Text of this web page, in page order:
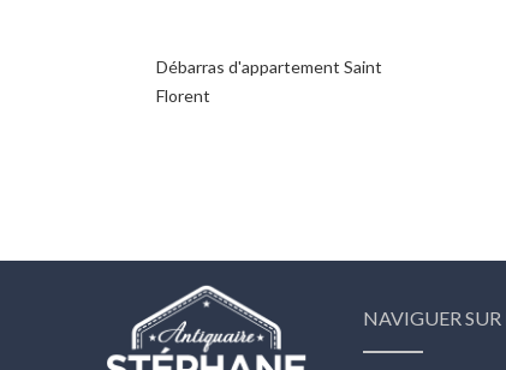
Débarras d'appartement Saint
Florent
NAVIGUER SUR